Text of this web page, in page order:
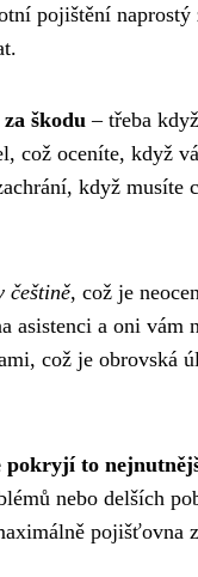
pojištění
škodu – třeba
což oceníte, když
když
češtině, což je
asistenci a oni
což je obrovská
pokryjí to
nebo delších
pojišťovna